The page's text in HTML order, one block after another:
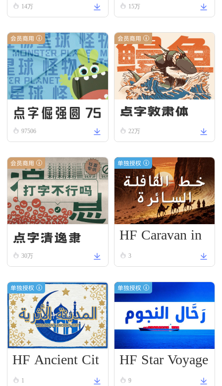
14万
515万
会员商用
点字倔强圆 75
97506
会员商用
点字敦肃体
22万
会员商用
点字清逸隶
30万
单独授权
HF Caravan in
Motion
3
单独授权
HF Ancient Cit
1
单独授权
HF Star Voyage
9